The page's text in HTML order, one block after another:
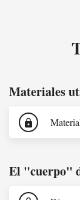
Materiales
lock
El "cuerpo"